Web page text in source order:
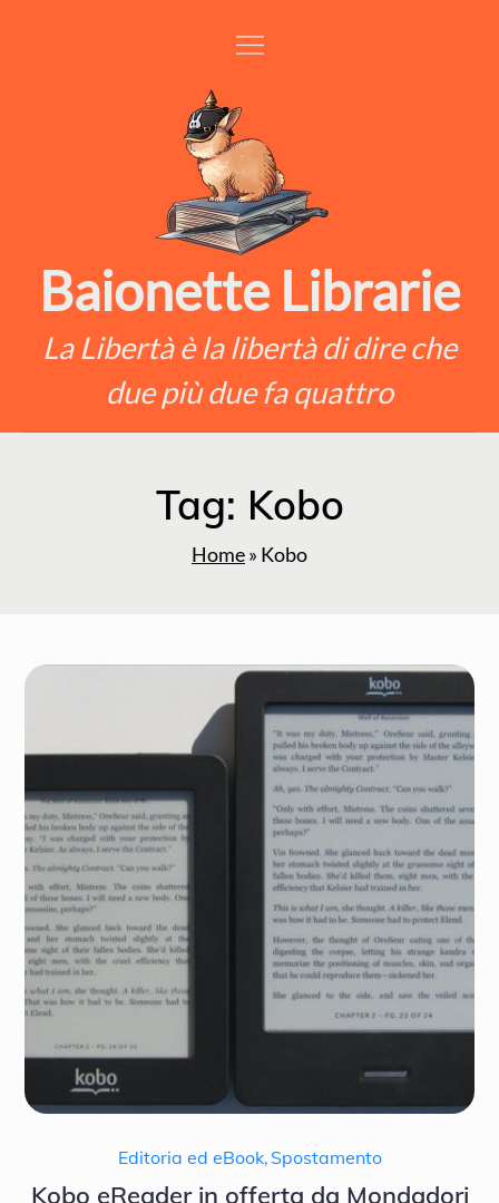
Baionette Librarie
La Libertà è la libertà di dire che
due più due fa quattro
Tag: Kobo
Home» Kobo
Editoria ed eBook, Spostamento
Kobo eReader in offerta da Mondadori